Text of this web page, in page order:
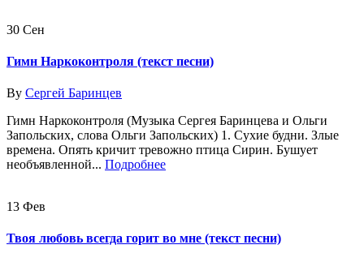
30 Сен
Гимн Наркоконтроля (текст песни)
By Сергей Баринцев
Гимн Наркоконтроля (Музыка Сергея Баринцева и Ольги
Запольских, слова Ольги Запольских) 1. Сухие будни. Злые
времена. Опять кричит тревожно птица Сирин. Бушует
необъявленной... Подробнее
13 Фев
Твоя любовь всегда горит во мне (текст песни)